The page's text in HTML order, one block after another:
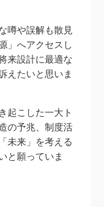
噂や誤解も散見
」へアクセスし
来設計に最適な
えたいと思いま
起こした一大ト
の予兆、制度活
未来」を考える
と願っていま